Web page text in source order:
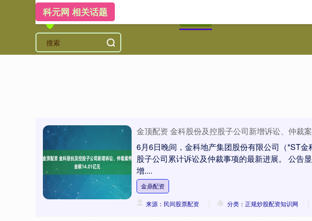
科元网 相关话题
金顶配资 金科股份及控股子公司新增诉讼、仲裁
6月6日晚间，金科地产集团股份有限公司（*ST
股子公司累计诉讼及仲裁事项的最新进展。 公告
增....
金鼎配资
来源：民间股票配资 分类：正规炒股配资知识网